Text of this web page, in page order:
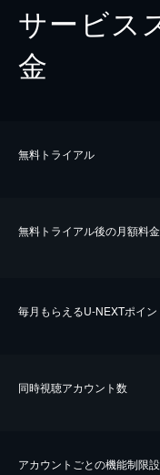
サービス
金
無料トライアル
無料トライアル後の⽉額料金
毎⽉もらえるU-NEXTポイン
同時視聴アカウント数
アカウントごとの機能制限